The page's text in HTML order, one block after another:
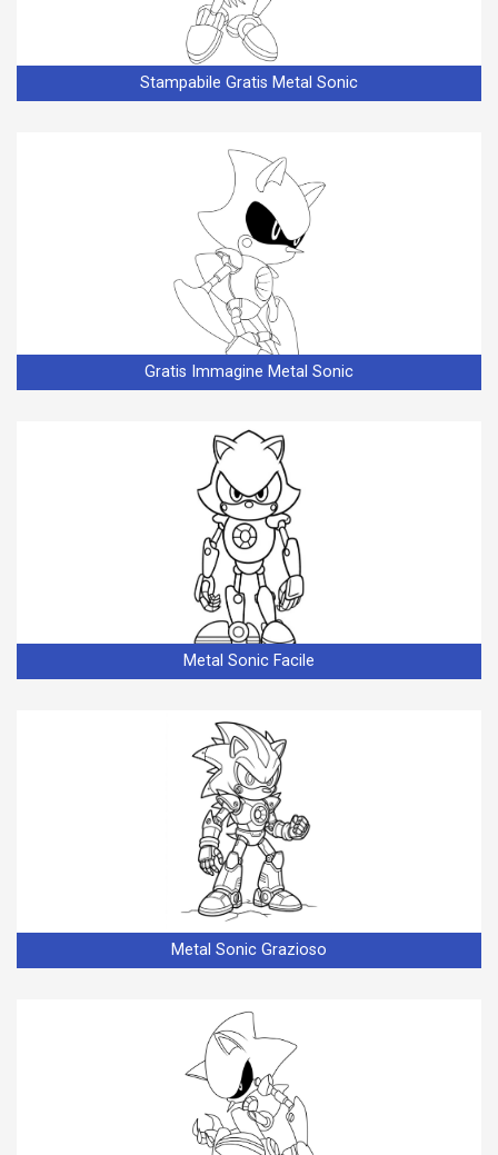
Stampabile Gratis Metal Sonic
Gratis Immagine Metal Sonic
Metal Sonic Facile
Metal Sonic Grazioso